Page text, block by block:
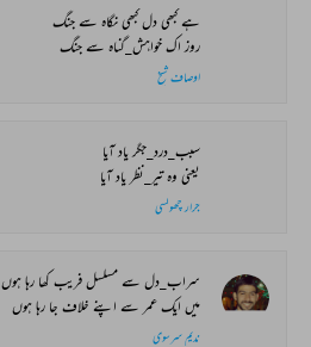
ہے کبھی دل کبھی نگاہ سے جنگ
روز اک خواہش_گناہ سے جنگ
اوصاف شیخ
سبب_درد_جگر یاد آیا
یعنی وہ تیر_نظر یاد آیا
جرار چھولسی
سراب_دل سے مسلسل فریب کھا رہا ہوں
میں ایک عمر سے اپنے خلاف جا رہا ہوں
ندیم سرسوی